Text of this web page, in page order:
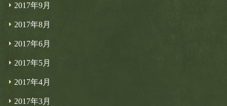
2017年9月
2017年8月
2017年6月
2017年5月
2017年4月
2017年3月